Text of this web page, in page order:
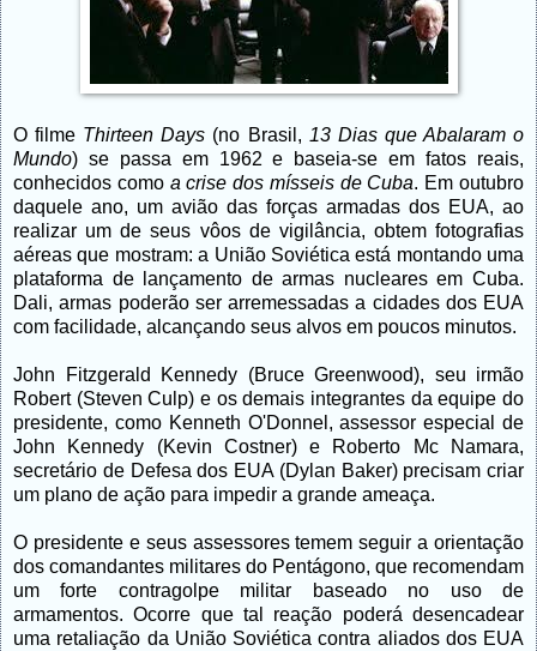
O filme Thirteen Days (no Brasil, 13 Dias que Abalaram o
Mundo) se passa em 1962 e baseia-se em fatos reais,
conhecidos como a crise dos mísseis de Cuba. Em outubro
daquele ano, um avião das forças armadas dos EUA, ao
realizar um de seus vôos de vigilância, obtem fotografias
aéreas que mostram: a União Soviética está montando uma
plataforma de lançamento de armas nucleares em Cuba.
Dali, armas poderão ser arremessadas a cidades dos EUA
com facilidade, alcançando seus alvos em poucos minutos.
John Fitzgerald Kennedy (Bruce Greenwood), seu irmão
Robert (Steven Culp) e os demais integrantes da equipe do
presidente, como Kenneth O'Donnel, assessor especial de
John Kennedy (Kevin Costner) e Roberto Mc Namara,
secretário de Defesa dos EUA (Dylan Baker) precisam criar
um plano de ação para impedir a grande ameaça.
O presidente e seus assessores temem seguir a orientação
dos comandantes militares do Pentágono, que recomendam
um forte contragolpe militar baseado no uso de
armamentos. Ocorre que tal reação poderá desencadear
uma retaliação da União Soviética contra aliados dos EUA